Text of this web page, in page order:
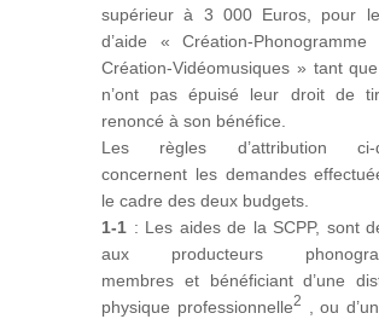
supérieur à 3 000 Euros, pour
d’aide « Création-
Création-Vidéomusiques » tant
n’ont pas épuisé leur droit de
renoncé à son bénéfice.
Les règles d’attribution ci-
concernent les demandes
le cadre des deux budgets.
1-1 : Les aides de la SCPP, sont
aux producteurs
membres et bénéficiant d’une
physique professionnelle2
, ou